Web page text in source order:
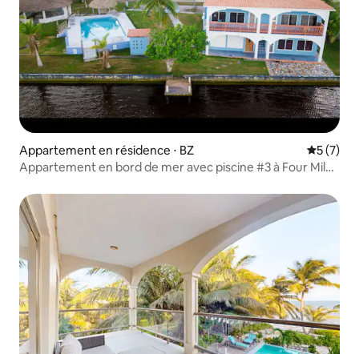
Appartement en résidence ⋅ BZ
5 (7)
Appartement en bord de mer avec piscine #3 à Four Miles